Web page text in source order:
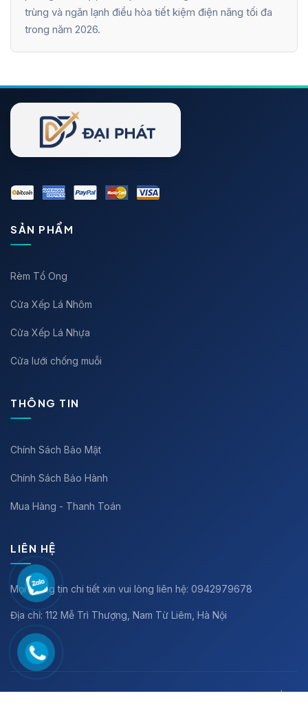
trùng và ngăn lạnh điều hòa tiết kiệm điện năng tối đa
trong năm 2026.
SẢN PHẨM
Rèm Tổ Ong
Cửa Xếp Lá Nhôm
Cửa Xếp Lá Nhựa
Cửa lưới chống muỗi
THÔNG TIN
Chính Sách Bảo Mật
Chính Sách Bảo Hành
Mua Hàng - Thanh Toán
LIÊN HỆ
Mọi thông tin chi tiết xin vui lòng liên hệ: 0942979678
Địa chỉ: 112 Mễ Trì Thượng, Nam Từ Liêm, Hà Nội